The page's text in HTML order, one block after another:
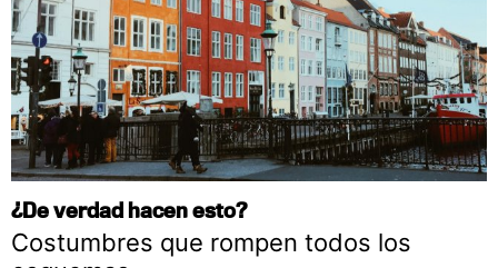
¿De verdad hacen esto?
Costumbres que rompen todos los